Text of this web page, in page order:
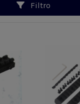
Filtro